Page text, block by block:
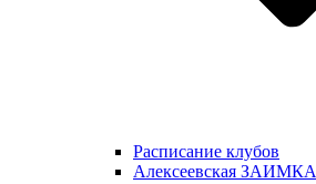
Расписание клубов
Алексеевская ЗАИМКА